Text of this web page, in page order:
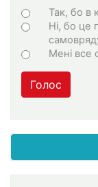
Варіанти
Так, бо в
Ні, бо це
Мені все
Голос